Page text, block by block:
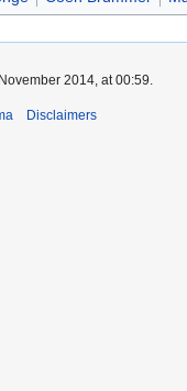
2014, at 00:59.
Disclaimers